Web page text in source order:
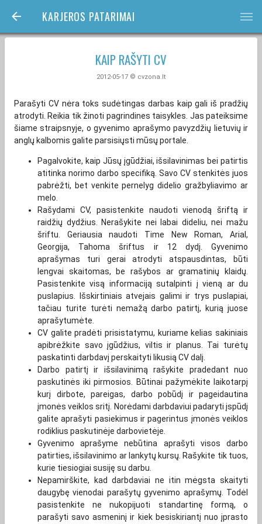
KARJEROS PATARIMAI bars
KAIP RAŠYTI CV
2012-05-17 © cvzona.lt
Parašyti CV nėra toks sudėtingas darbas kaip gali iš pradžių
atrodyti. Reikia tik žinoti pagrindines taisykles. Jas pateiksime
šiame straipsnyje, o gyvenimo aprašymo pavyzdžių lietuvių ir
anglų kalbomis galite parsisiųsti mūsų portale.
Pagalvokite, kaip Jūsų įgūdžiai, išsilavinimas bei patirtis
atitinka norimo darbo specifiką. Savo CV stenkitės juos
pabrėžti, bet venkite pernelyg didelio gražbyliavimo ar
melo.
Rašydami CV, pasistenkite naudoti vienodą šriftą ir
raidžių dydžius. Nerašykite nei labai dideliu, nei mažu
šriftu. Geriausia naudoti Time New Roman, Arial,
Georgija, Tahoma šriftus ir 12 dydį. Gyvenimo
aprašymas turi gerai atrodyti atspausdintas, būti
lengvai skaitomas, be rašybos ar gramatinių klaidų.
Pasistenkite visą informaciją sutalpinti į vieną ar du
puslapius. Išskirtiniais atvejais galimi ir trys puslapiai,
tačiau turite turėti nemažą darbo patirtį, kurią juose
aprašytumėte.
CV galite pradėti prisistatymu, kuriame kelias sakiniais
apibrėžkite savo įgūdžius, viltis ir planus. Tai turėtų
paskatinti darbdavį perskaityti likusią CV dalį.
Darbo patirtį ir išsilavinimą rašykite pradedant nuo
paskutinės iki pirmosios. Būtinai pažymėkite laikotarpį
kurį dirbote, pareigas, darbo pobūdį ir pageidautina
įmonės veiklos sritį. Norėdami darbdaviui padaryti įspūdį
galite aprašyti pasiekimus ir pagerintus įmonės veiklos
rodiklius paskutinėje darbovietėje.
Gyvenimo aprašyme nebūtina aprašyti visos darbo
patirties, išsilavinimo ar lankytų kursų. Rašykite tik tuos,
kurie tiesiogiai susiję su darbu.
Nepamirškite, kad darbdaviai ne itin mėgsta skaityti
daugybę vienodai parašytų gyvenimo aprašymų. Todėl
pasistenkite ne nukopijuoti standartinę formą, o
parašyti savo asmeninį ir kiek besiskiriantį nuo įprasto